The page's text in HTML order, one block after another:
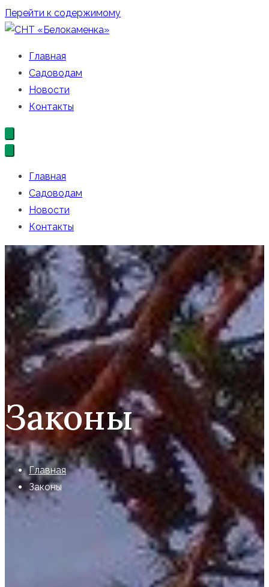
Перейти к содержимому
СНТ «Белокаменка»
Официальный сайт СНТ «Белокаменка»
Главная
Садоводам
Новости
Контакты
Главная
Садоводам
Новости
Контакты
Законы
Главная
Законы